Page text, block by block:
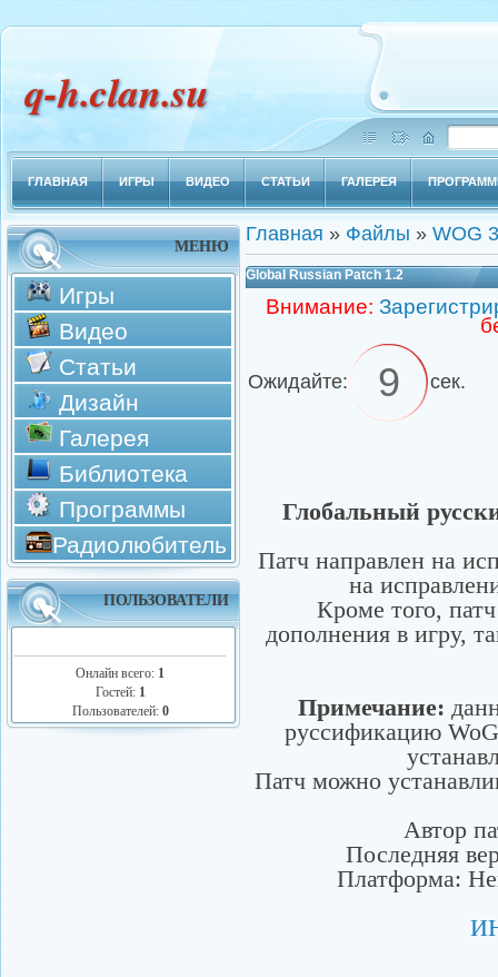
q-h.clan.su
ГЛАВНАЯ ИГРЫ ВИДЕО СТАТЬИ ГАЛЕРЕЯ
МЕНЮ
Игры
Видео
Статьи
Дизайн
Галерея
Библиотека
Программы
Радиолюбитель
ПОЛЬЗОВАТЕЛИ
Онлайн всего: 1
Гостей: 1
Пользователей: 0
Главная » Файлы » WOG
Global Russian Patch 1.2
Внимание:
Ожидайте: 9 сек.
Глобальный
Патч направлен на
на
Кроме того,
дополнения в игру,
Примечание:
руссификацию
Патч можно
Автор
Последняя
Платформа: